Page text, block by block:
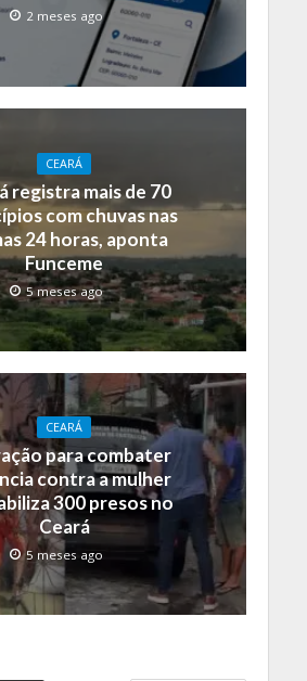
2 meses ago
CEARÁ
registra mais de 70
com chuvas nas
24 horas, aponta
Funceme
5 meses ago
CEARÁ
para combater
contra a mulher
300 presos no
Ceará
5 meses ago